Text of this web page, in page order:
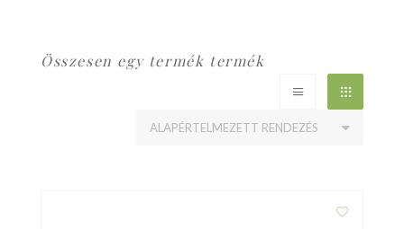
Összesen egy termék termék